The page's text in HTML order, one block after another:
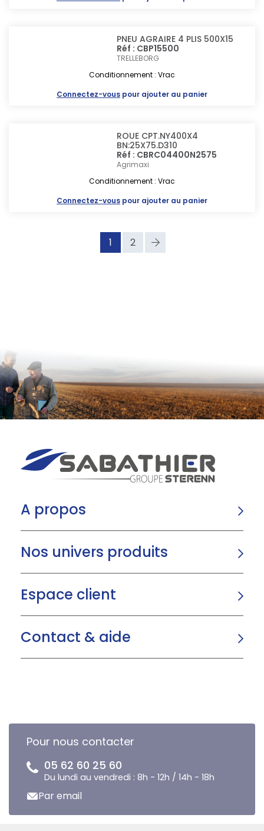
PNEU AGRAIRE 4 PLIS 500X15
Réf : CBP15500
TRELLEBORG
Conditionnement : Vrac
Connectez-vous pour ajouter au panier
ROUE CPT.NY400X4
BN:25X75.D310
Réf : CBRC04400N2575
Agrimaxi
Conditionnement : Vrac
Connectez-vous pour ajouter au panier
1 2
A propos
Nos univers produits
Espace client
Contact & aide
Pour nous contacter
05 62 60 25 60
Du lundi au vendredi : 8h - 12h / 14h - 18h
Par email